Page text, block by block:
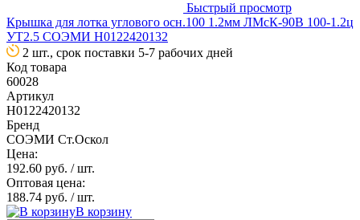
Быстрый просмотр
Крышка для лотка углового осн.100 1.2мм ЛМсК-90В 100-1.2ц
УТ2.5 СОЭМИ Н0122420132
2 шт., срок поставки 5-7 рабочих дней
Код товара
60028
Артикул
Н0122420132
Бренд
СОЭМИ Ст.Оскол
Цена:
192.60 руб. / шт.
Оптовая цена:
188.74 руб. / шт.
В корзину